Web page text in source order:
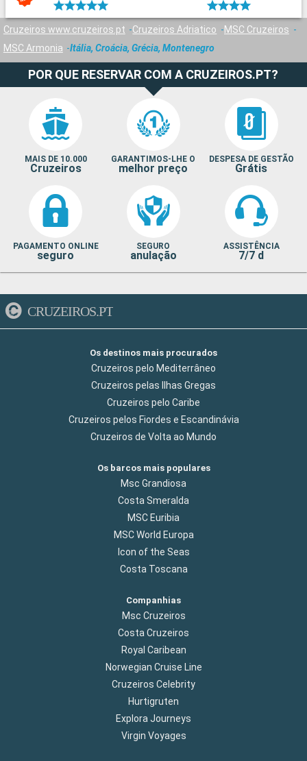
Cruzeiros www.cruzeiros.pt Cruzeiros Adriatico
MSC Cruzeiros
MSC Armonia
Itália, Croácia, Grécia, Montenegro
POR QUE RESERVAR COM A CRUZEIROS.PT?
MAIS DE 10.000
Cruzeiros
GARANTIMOS-LHE O
melhor preço
DESPESA DE GESTÃO
Grátis
PAGAMENTO ONLINE
seguro
SEGURO
anulação
ASSISTÊNCIA
7/7 d
CRUZEIROS.PT
Os destinos mais procurados
Cruzeiros pelo Mediterrâneo
Cruzeiros pelas Ilhas Gregas
Cruzeiros pelo Caribe
Cruzeiros pelos Fiordes e Escandinávia
Cruzeiros de Volta ao Mundo
Os barcos mais populares
Msc Grandiosa
Costa Smeralda
MSC Euribia
MSC World Europa
Icon of the Seas
Costa Toscana
Companhias
Msc Cruzeiros
Costa Cruzeiros
Royal Caribean
Norwegian Cruise Line
Cruzeiros Celebrity
Hurtigruten
Explora Journeys
Virgin Voyages